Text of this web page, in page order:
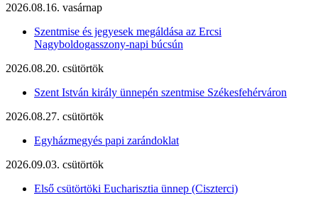
2026.08.16. vasárnap
Szentmise és jegyesek megáldása az Ercsi
Nagyboldogasszony-napi búcsún
2026.08.20. csütörtök
Szent István király ünnepén szentmise Székesfehérváron
2026.08.27. csütörtök
Egyházmegyés papi zarándoklat
2026.09.03. csütörtök
Első csütörtöki Eucharisztia ünnep (Ciszterci)